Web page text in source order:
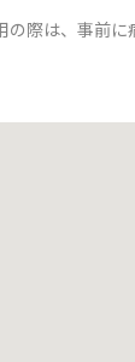
際は、事前に